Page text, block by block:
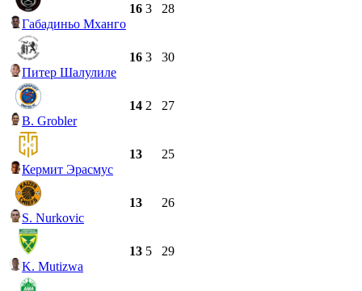
Габадиньо Мханго
16 3 28
Питер Шалулиле
16 3 30
B. Grobler
14 2 27
Кермит Эрасмус
13 25
S. Nurkovic
13 26
K. Mutizwa
13 5 29